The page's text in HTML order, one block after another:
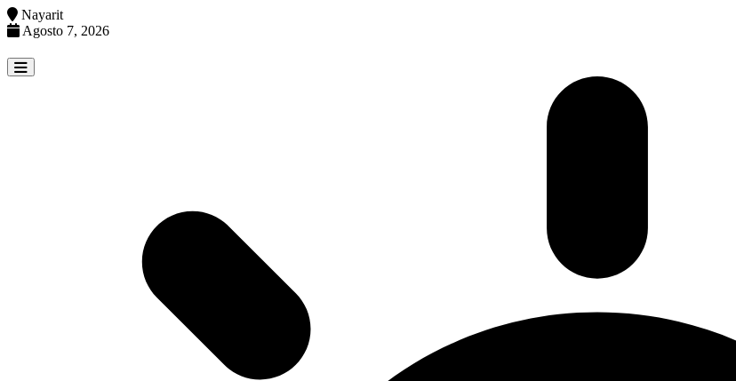
Nayarit
Agosto 7, 2026
to
content